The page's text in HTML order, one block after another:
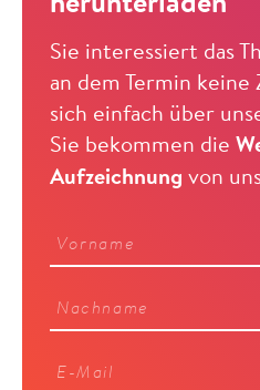
Sie interessiert das
an dem Termin keine
sich einfach über
Sie bekommen die
Aufzeichnung von